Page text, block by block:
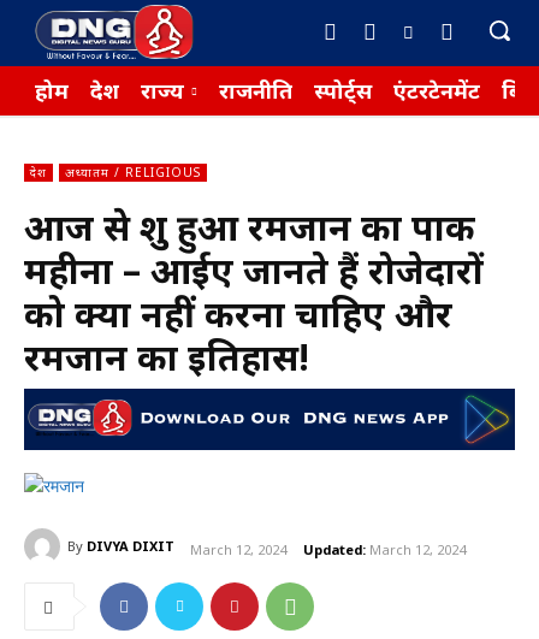
होम देश राज्य राजनीति स्पोर्ट्स एंटरटेनमेंट
देश अध्यातम / RELIGIOUS
आज से शुरू हुआ रमजान का पाक
महीना – आईए जानते हैं रोजेदारों
को क्या नहीं करना चाहिए और
रमजान का इतिहास!
By DIVYA DIXIT March 12, 2024 Updated: March 12, 2024